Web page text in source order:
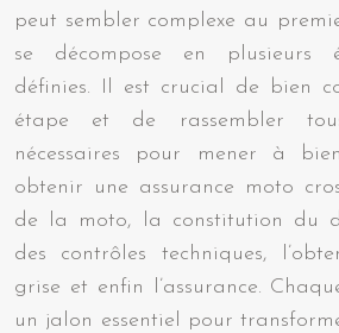
peut sembler complexe au
se décompose en plusieurs
définies. Il est crucial de bien
étape et de rassembler
nécessaires pour mener à
obtenir une assurance moto
de la moto, la constitution du
des contrôles techniques,
grise et enfin l’assurance.
un jalon essentiel pour